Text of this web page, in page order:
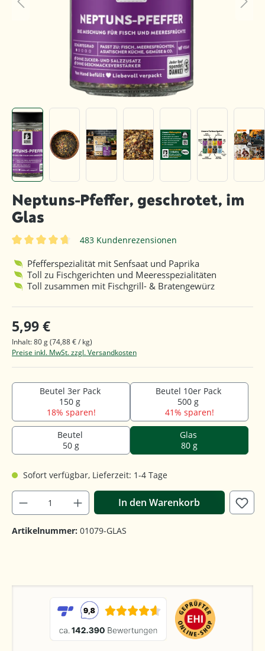
Neptuns-Pfeffer, geschrotet, im
Glas
483 Kundenrezensionen
Pfefferspezialität mit Senfsaat und Paprika
Toll zu Fischgerichten und Meeresspezialitäten
Toll zusammen mit Fischgrill- & Bratengewürz
5,99 €
Inhalt:80 g(74,88 € / kg)
Preise inkl. MwSt. zzgl. Versandkosten
Beutel 3er Pack
150 g
18% sparen!
Beutel 10er Pack
500 g
41% sparen!
Beutel
50 g
Glas
80 g
Sofort verfügbar, Lieferzeit: 1-4 Tage
In den Warenkorb
Artikelnummer: 01079-GLAS